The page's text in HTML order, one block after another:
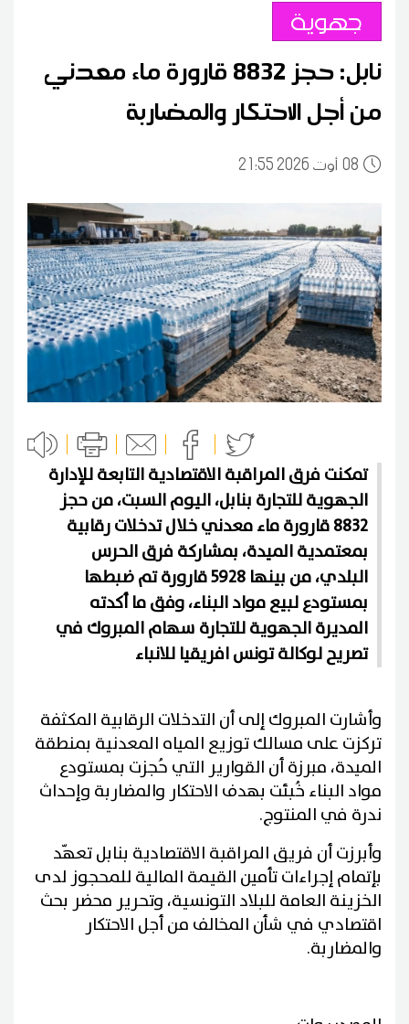
جهوية
نابل: حجز 8832 قارورة ماء معدني
من أجل الاحتكار والمضاربة
0821:55 2026 أوت
تمكنت فرق المراقبة الاقتصادية التابعة للإدارة
الجهوية للتجارة بنابل، اليوم السبت، من حجز
8832 قارورة ماء معدني خلال تدخلات رقابية
بمعتمدية الميدة، بمشاركة فرق الحرس
البلدي، من بينها 5928 قارورة تم ضبطها
بمستودع لبيع مواد البناء، وفق ما أكدته
المديرة الجهوية للتجارة سهام المبروك في
تصريح لوكالة تونس افريقيا للانباء
وأشارت المبروك إلى أن التدخلات الرقابية المكثفة
تركزت على مسالك توزيع المياه المعدنية بمنطقة
الميدة، مبرزة أن القوارير التي حُجزت بمستودع
مواد البناء خُبئت بهدف الاحتكار والمضاربة وإحداث
ندرة في المنتوج.
وأبرزت أن فريق المراقبة الاقتصادية بنابل تعهّد
بإتمام إجراءات تأمين القيمة المالية للمحجوز لدى
الخزينة العامة للبلاد التونسية، وتحرير محضر بحث
اقتصادي في شأن المخالف من أجل الاحتكار
والمضاربة.